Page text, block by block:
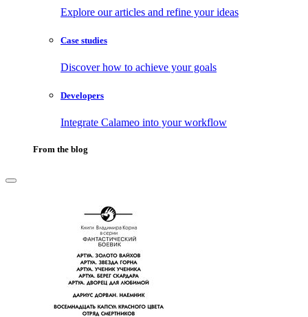
Explore our articles and refine your ideas
Case studies
Discover how to achieve your goals
Developers
Integrate Calameo into your workflow
From the blog